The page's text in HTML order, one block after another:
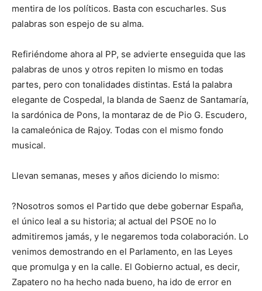
mentira de los políticos. Basta con escucharles. Sus
palabras son espejo de su alma.
Refiriéndome ahora al PP, se advierte enseguida que las
palabras de unos y otros repiten lo mismo en todas
partes, pero con tonalidades distintas. Está la palabra
elegante de Cospedal, la blanda de Saenz de Santamaría,
la sardónica de Pons, la montaraz de de Pio G. Escudero,
la camaleónica de Rajoy. Todas con el mismo fondo
musical.
Llevan semanas, meses y años diciendo lo mismo:
?Nosotros somos el Partido que debe gobernar España,
el único leal a su historia; al actual del PSOE no lo
admitiremos jamás, y le negaremos toda colaboración. Lo
venimos demostrando en el Parlamento, en las Leyes
que promulga y en la calle. El Gobierno actual, es decir,
Zapatero no ha hecho nada bueno, ha ido de error en